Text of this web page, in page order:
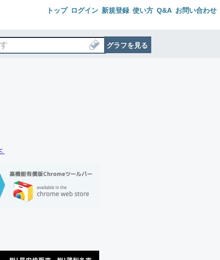
トップ ログイン 新規登録 使い方 Q&A お問い合わせ
グラフを見る